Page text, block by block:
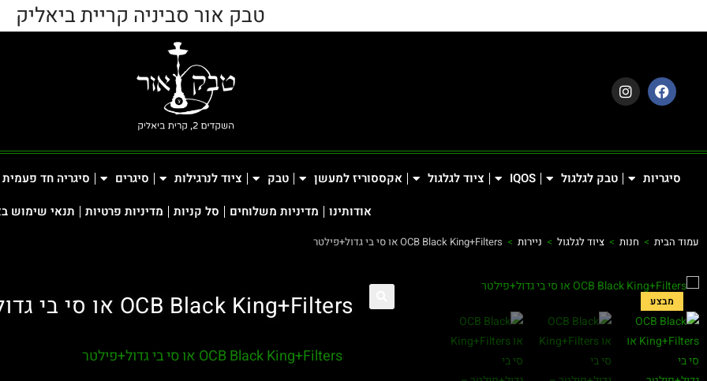
טבק אור סביניה קריית ביאליק
סיגריות טבק לגלגול IQOS ציוד לגלגול אקססוריז למעשן טבק ציוד לנרגילות סיגרים
סיגריה חד פעמית
אודותינו
מדיניות משלוחים סל קניות מדיניות פרטיות תנאי שימוש
עמוד הבית > חנות > ציוד לגלגול > ניירות > OCB Black King+Filters או סי בי גדול+פילטר
מבצע OCB Black King+Filters או סי בי גדול+פילטר
OCB Black King+Filters או סי בי גדול+פילטר